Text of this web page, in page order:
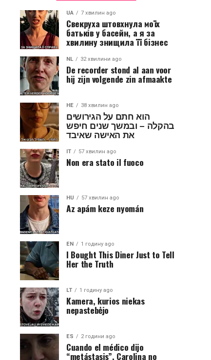
UA 7 хвилин ago
Свекруха штовхнула моїх
батьків у басейн, а я за
хвилину знищила її бізнес
NL 32 хвилини ago
De recorder stond al aan voor
hij zijn volgende zin afmaakte
HE 38 хвилин ago
הוא חתם על הגירושים
בהקלה – ובמשך שנים חיפש
את האישה שאיבד
IT 57 хвилин ago
Non era stato il fuoco
HU 57 хвилин ago
Az apám keze nyomán
EN 1 годину ago
I Bought This Diner Just to Tell
Her the Truth
LT 1 годину ago
Kamera, kurios niekas
nepastebėjo
ES 2 години ago
Cuando el médico dijo
“metástasis”, Carolina no